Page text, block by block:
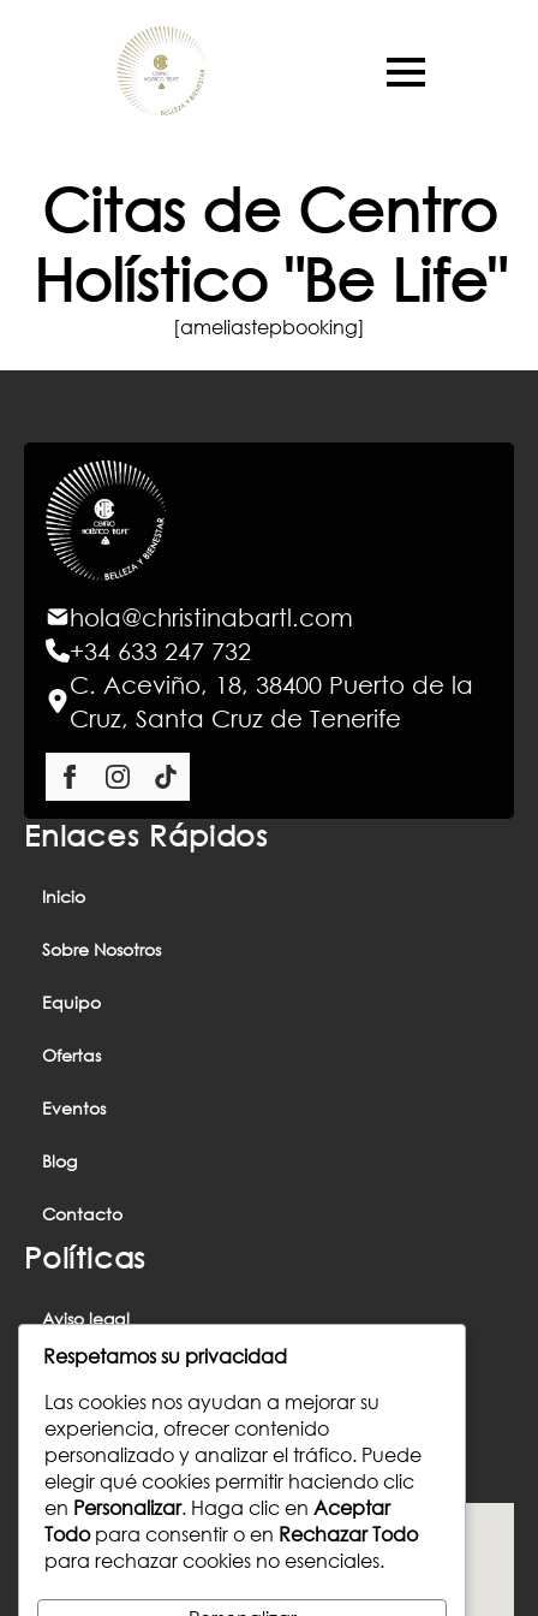
Citas de Centro
Holístico "Be Life"
[ameliastepbooking]
hola@christinabartl.com
+34 633 247 732
C. Aceviño, 18, 38400 Puerto de la
Cruz, Santa Cruz de Tenerife
Enlaces Rápidos
Inicio
Sobre Nosotros
Equipo
Ofertas
Eventos
Blog
Contacto
Políticas
Aviso legal
Política de cookies
Política de privacidad
Donde Nos Ubicamos
Respetamos su privacidad
Las cookies nos ayudan a mejorar su
experiencia, ofrecer contenido
personalizado y analizar el tráfico. Puede
elegir qué cookies permitir haciendo clic
en Personalizar. Haga clic en Aceptar
Todopara consentir o en Rechazar Todo
para rechazar cookies no esenciales.